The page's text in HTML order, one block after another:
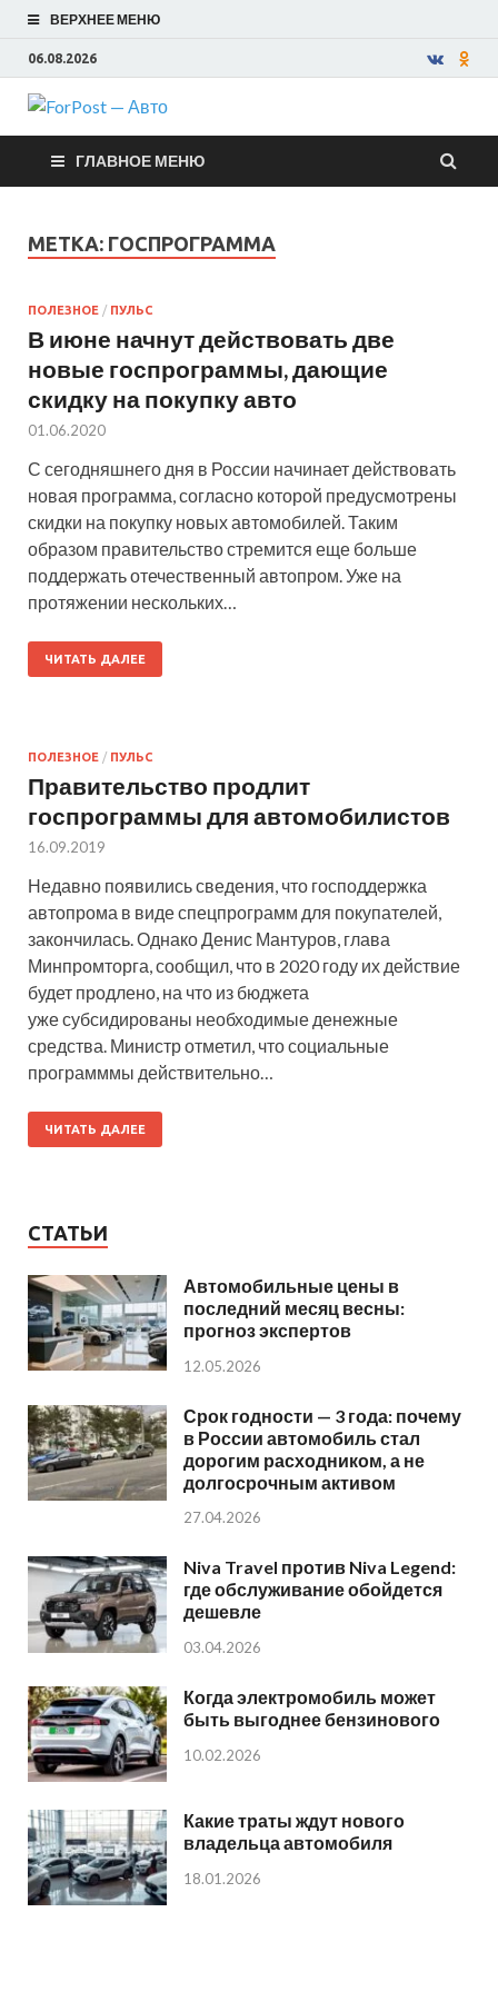
ВЕРХНЕЕ МЕНЮ
06.08.2026
ForPost —
Авто
ГЛАВНОЕ МЕНЮ
МЕТКА: ГОСПРОГРАММА
ПОЛЕЗНОЕ / ПУЛЬС
В июне начнут действовать две
новые госпрограммы, дающие
скидку на покупку авто
01.06.2020
С сегодняшнего дня в России начинает действовать
новая программа, согласно которой предусмотрены
скидки на покупку новых автомобилей. Таким
образом правительство стремится еще больше
поддержать отечественный автопром. Уже на
протяжении нескольких…
ЧИТАТЬ ДАЛЕЕ
ПОЛЕЗНОЕ / ПУЛЬС
Правительство продлит
госпрограммы для автомобилистов
16.09.2019
Недавно появились сведения, что господдержка
автопрома в виде спецпрограмм для покупателей,
закончилась. Однако Денис Мантуров, глава
Минпромторга, сообщил, что в 2020 году их действие
будет продлено, на что из бюджета
уже субсидированы необходимые денежные
средства. Министр отметил, что социальные
программмы действительно…
ЧИТАТЬ ДАЛЕЕ
СТАТЬИ
Автомобильные цены в
последний месяц весны:
прогноз экспертов
12.05.2026
Срок годности — 3 года: почему
в России автомобиль стал
дорогим расходником, а не
долгосрочным активом
27.04.2026
Niva Travel против Niva Legend:
где обслуживание обойдется
дешевле
03.04.2026
Когда электромобиль может
быть выгоднее бензинового
10.02.2026
Какие траты ждут нового
владельца автомобиля
18.01.2026